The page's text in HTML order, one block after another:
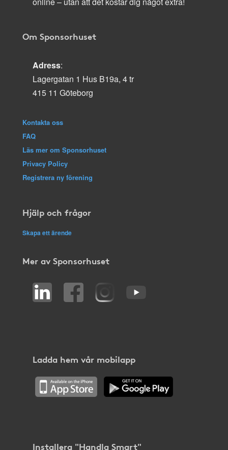
Om Sponsorhuset
Adress:
Lagergatan 1 Hus B19a, 4 tr
415 11 Göteborg
Kontakta oss
FAQ
Läs mer om Sponsorhuset
Privacy Policy
Registrera ny förening
Hjälp och frågor
Skapa ett ärende
Mer av Sponsorhuset
Ladda hem vår mobilapp
Installera "Handla Smart"